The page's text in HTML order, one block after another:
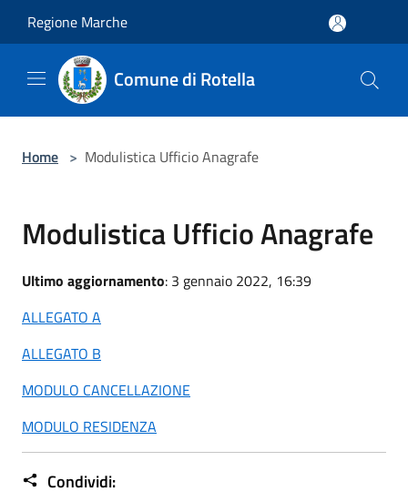
Regione Marche
Comune di Rotella
Home > Modulistica Ufficio Anagrafe
Modulistica Ufficio Anagrafe
Ultimo aggiornamento: 3 gennaio 2022, 16:39
ALLEGATO A
ALLEGATO B
MODULO CANCELLAZIONE
MODULO RESIDENZA
Condividi: